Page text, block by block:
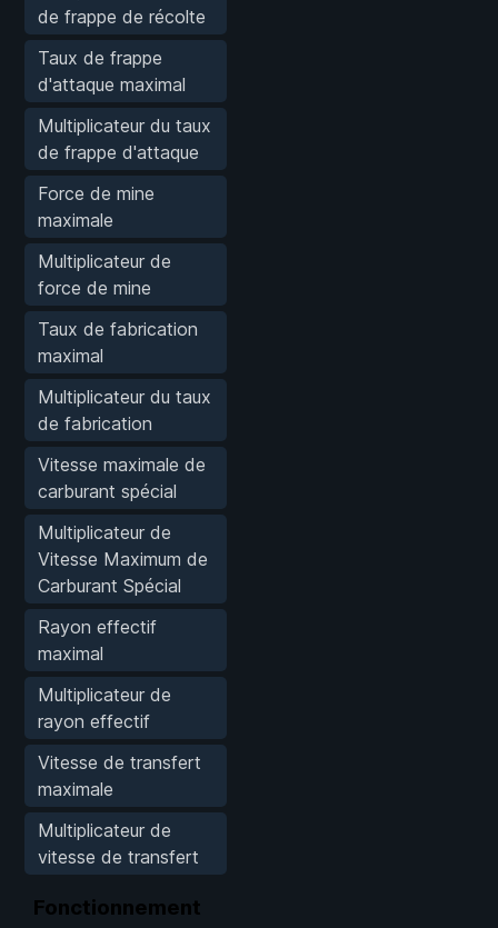
de frappe de récolte
Taux de frappe
d'attaque maximal
Multiplicateur du taux
de frappe d'attaque
Force de mine
maximale
Multiplicateur de
force de mine
Taux de fabrication
maximal
Multiplicateur du taux
de fabrication
Vitesse maximale de
carburant spécial
Multiplicateur de
Vitesse Maximum de
Carburant Spécial
Rayon effectif
maximal
Multiplicateur de
rayon effectif
Vitesse de transfert
maximale
Multiplicateur de
vitesse de transfert
Fonctionnement